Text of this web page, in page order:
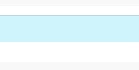
ば あーさそば よもぎそば 野菜そば つけそば